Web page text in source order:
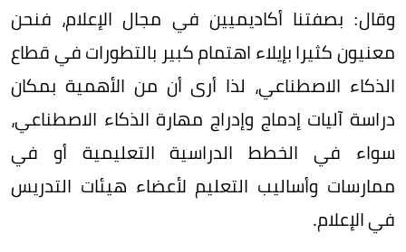
وقال: بصفتنا أكاديميين في مجال الإعلام، فنحن
معنيون كثيرا بإيلاء اهتمام كبير بالتطورات في قطاع
الذكاء الاصطناعي، لذا أرى أن من الأهمية بمكان
دراسة آليات إدماج وإدراج مهارة الذكاء الاصطناعي،
سواء في الخطط الدراسية التعليمية أو في
ممارسات وأساليب التعليم لأعضاء هيئات التدريس
في الإعلام.